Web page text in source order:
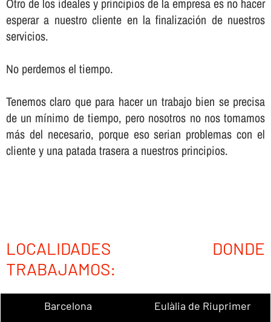
esperar a nuestro cliente en la finalización de nuestros
servicios.
No perdemos el tiempo.
Tenemos claro que para hacer un trabajo bien se precisa
de un mí­nimo de tiempo, pero nosotros no nos tomamos
más del necesario, porque eso serian problemas con el
cliente y una patada trasera a nuestros principios.
LOCALIDADES DONDE
TRABAJAMOS:
Barcelona
Eulàlia de Riuprimer